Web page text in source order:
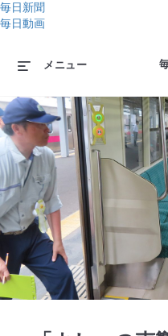
毎日新聞
毎日動画
メニュー